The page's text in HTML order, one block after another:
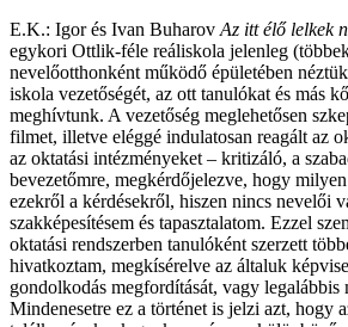
E.K.: Igor és Ivan Buharov Az itt élő lelkek
egykori Ottlik-féle reáliskola jelenleg
nevelőotthonként működő épületében
iskola vezetőségét, az ott tanulókat és más
meghívtunk. A vezetőség meglehetősen
filmet, illetve eléggé indulatosan reagált az
az oktatási intézményeket – kritizáló, a
bevezetőmre, megkérdőjelezve, hogy
ezekről a kérdésekről, hiszen nincs nevelői
szakképesítésem és tapasztalatom. Ezzel
oktatási rendszerben tanulóként szerzett
hivatkoztam, megkísérelve az általuk
gondolkodás megfordítását, vagy legalábbis
Mindenesetre ez a történet is jelzi azt, hogy